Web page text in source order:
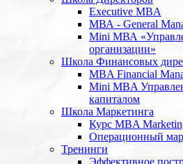
Executive MBA
МВА - General
Mini МВА
организации»
Школа Финансовых
MBA Financial
Mini MBA
капиталом
Школа Маркетинга
Курс MBA
Операционный
Тренинги
Эффективное